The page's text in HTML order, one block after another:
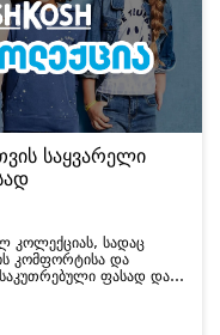
საყვარელი
კოლექციას, სადაც
კომფორტისა და
ფასად და